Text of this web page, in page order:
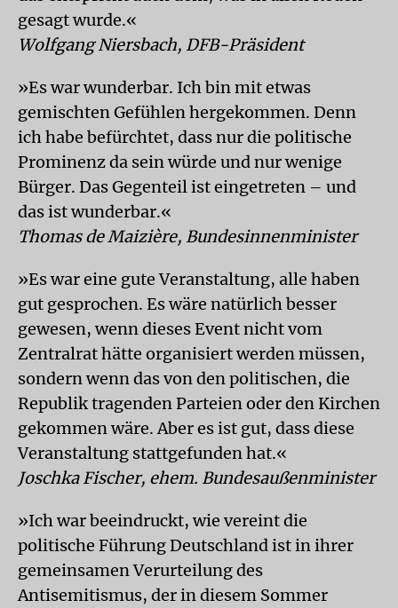
gesagt wurde.«
Wolfgang Niersbach, DFB-Präsident
»Es war wunderbar. Ich bin mit etwas
gemischten Gefühlen hergekommen. Denn
ich habe befürchtet, dass nur die politische
Prominenz da sein würde und nur wenige
Bürger. Das Gegenteil ist eingetreten – und
das ist wunderbar.«
Thomas de Maizière, Bundesinnenminister
»Es war eine gute Veranstaltung, alle haben
gut gesprochen. Es wäre natürlich besser
gewesen, wenn dieses Event nicht vom
Zentralrat hätte organisiert werden müssen,
sondern wenn das von den politischen, die
Republik tragenden Parteien oder den Kirchen
gekommen wäre. Aber es ist gut, dass diese
Veranstaltung stattgefunden hat.«
Joschka Fischer, ehem. Bundesaußenminister
»Ich war beeindruckt, wie vereint die
politische Führung Deutschland ist in ihrer
gemeinsamen Verurteilung des
Antisemitismus, der in diesem Sommer